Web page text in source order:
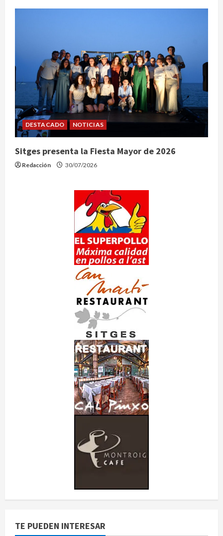
DESTACADO NOTICIAS
Sitges presenta la Fiesta Mayor de 2026
Redacción 30/07/2026
TE PUEDEN INTERESAR